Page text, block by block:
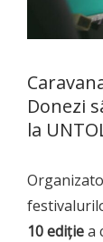
Donezi
la
10 edițiea